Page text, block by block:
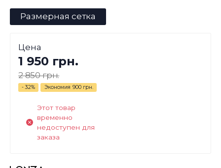
Размерная сетка
Цена
1 950 грн.
2 850 грн.
- 32% Экономия 900 грн.
Этот товар
временно
недоступен для
заказа